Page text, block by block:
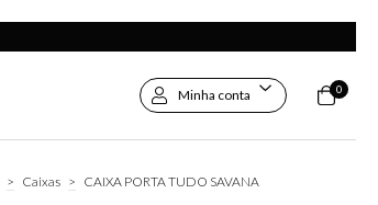
Minha conta 0
> Caixas > CAIXA PORTA TUDO SAVANA